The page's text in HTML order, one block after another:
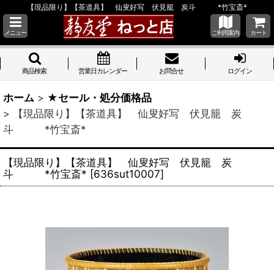
【現品限り】【茶道具】 仙叟好写 伏見籠 炭斗 *竹宝斎*
メニュー ご利用案内 カート
商品検索 営業日カレンダー お問合せ ログイン
ホーム > ★セール・処分価格品
>
【現品限り】【茶道具】 仙叟好写 伏見籠 炭
斗 *竹宝斎*
【現品限り】【茶道具】 仙叟好写 伏見籠 炭
斗 *竹宝斎* [636sut10007]